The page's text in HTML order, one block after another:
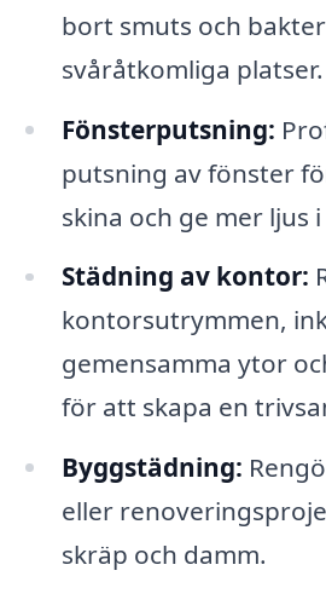
bort smuts och
svåråtkomliga platser.
Fönsterputsning:
putsning av fönster
skina och ge mer ljus
Städning av kontor:
kontorsutrymmen,
gemensamma ytor
för att skapa en
Byggstädning:
eller
skräp och damm.